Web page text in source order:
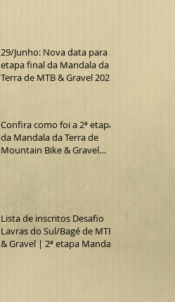
29/Junho: Nova data para a
etapa final da Mandala da
Terra de MTB & Gravel 2025
Confira como foi a 2ª etapa
da Mandala da Terra de
Mountain Bike & Gravel
Lista de inscritos Desafio
Lavras do Sul/Bagé de MTB
& Gravel | 2ª etapa Mandala